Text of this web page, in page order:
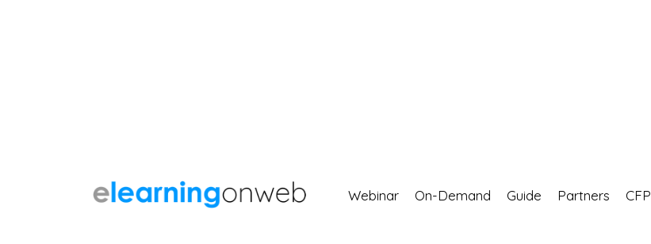
Webinar On-Demand Guide Partners CFP